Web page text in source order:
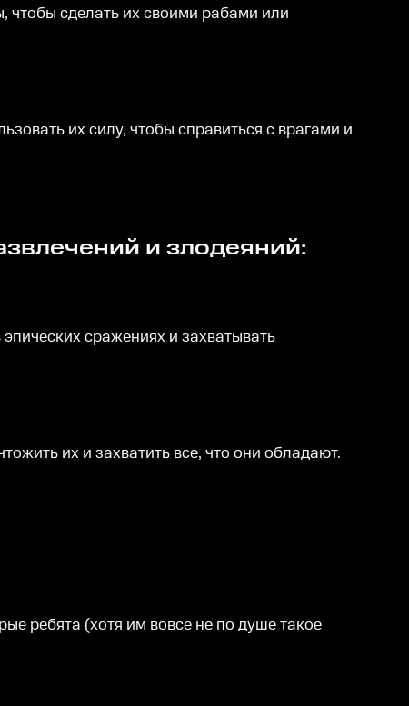
чтобы сделать их своими рабами или
их силу, чтобы справиться с врагами и
и злодеяний:
сражениях и захватывать
их и захватить все, что они обладают.
ребята (хотя им вовсе не по душе такое